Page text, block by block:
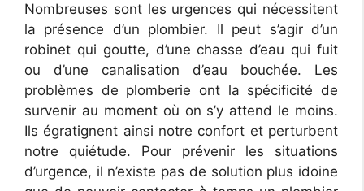
Nombreuses sont les urgences qui nécessitent
la présence d’un plombier. Il peut s’agir d’un
robinet qui goutte, d’une chasse d’eau qui fuit
ou d’une canalisation d’eau bouchée. Les
problèmes de plomberie ont la spécificité de
survenir au moment où on s’y attend le moins.
Ils égratignent ainsi notre confort et perturbent
notre quiétude. Pour prévenir les situations
d’urgence, il n’existe pas de solution plus idoine